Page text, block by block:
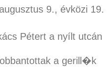
9., évközi 19.
Pétert a nyílt utcán
a gerill�k